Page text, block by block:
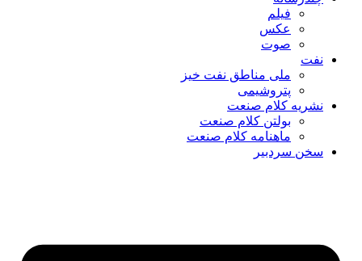
فیلم
عکس
صوت
نفت
ملی مناطق نفت خیز
پتروشیمی
نشریه کلام صنعت
بولتن کلام صنعت
ماهنامه کلام صنعت
سخن سردبیر